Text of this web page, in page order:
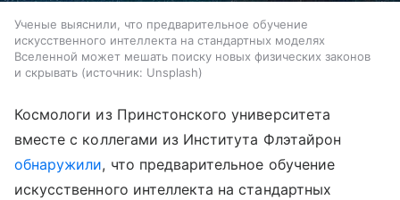
Ученые выяснили, что предварительное обучение
искусственного интеллекта на стандартных моделях
Вселенной может мешать поиску новых физических законов
и скрывать
источник: Unsplash
Космологи из Принстонского университета
вместе с коллегами из Института Флэтайрон
обнаружили, что предварительное обучение
искусственного интеллекта на стандартных